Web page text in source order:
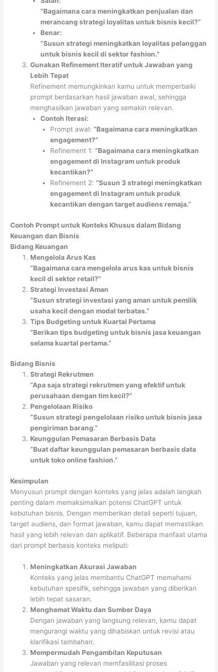
“Bagaimana cara meningkatkan penjualan dan
merancang strategi loyalitas untuk bisnis kecil?”
Benar:
“Susun strategi meningkatkan loyalitas pelanggan
untuk bisnis kecil di sektor fashion.”
Gunakan Refinement Iteratif untuk Jawaban yang
Lebih Tepat
Refinement memungkinkan kamu untuk memperbaiki
prompt berdasarkan hasil jawaban awal, sehingga
menghasilkan jawaban yang semakin relevan.
Contoh Iterasi:
Prompt awal:“Bagaimana cara meningkatkan
engagement?”
Refinement 1:“Bagaimana cara meningkatkan
engagement di Instagram untuk produk
kecantikan?”
Refinement 2:“Susun 3 strategi meningkatkan
engagement di Instagram untuk produk
kecantikan dengan target audiens remaja.”
Contoh Prompt untuk Konteks Khusus dalam Bidang
Keuangan dan Bisnis
Bidang Keuangan
Mengelola Arus Kas
“Bagaimana cara mengelola arus kas untuk bisnis
kecil di sektor retail?”
Strategi Investasi Aman
“Susun strategi investasi yang aman untuk pemilik
usaha kecil dengan modal terbatas.”
Tips Budgeting untuk Kuartal Pertama
“Berikan tips budgeting untuk bisnis jasa keuangan
selama kuartal pertama.”
Bidang Bisnis
Strategi Rekrutmen
“Apa saja strategi rekrutmen yang efektif untuk
perusahaan dengan tim kecil?”
Pengelolaan Risiko
“Susun strategi pengelolaan risiko untuk bisnis jasa
pengiriman barang.”
Keunggulan Pemasaran Berbasis Data
“Buat daftar keunggulan pemasaran berbasis data
untuk toko online fashion.”
Kesimpulan
Menyusun prompt dengan konteks yang jelas adalah langkah
penting dalam memaksimalkan potensi ChatGPT untuk
kebutuhan bisnis. Dengan memberikan detail seperti tujuan,
target audiens, dan format jawaban, kamu dapat memastikan
hasil yang lebih relevan dan aplikatif. Beberapa manfaat utama
dari prompt berbasis konteks meliputi:
Meningkatkan Akurasi Jawaban
Konteks yang jelas membantu ChatGPT memahami
kebutuhan spesifik, sehingga jawaban yang diberikan
lebih tepat sasaran.
Menghemat Waktu dan Sumber Daya
Dengan jawaban yang langsung relevan, kamu dapat
mengurangi waktu yang dihabiskan untuk revisi atau
klarifikasi tambahan.
Mempermudah Pengambilan Keputusan
Jawaban yang relevan memfasilitasi proses